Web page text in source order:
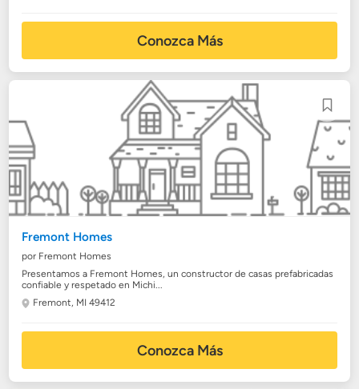
Conozca Más
Fremont Homes
por Fremont Homes
Presentamos a Fremont Homes, un constructor de casas prefabricadas
confiable y respetado en Michi...
Fremont, MI 49412
Conozca Más